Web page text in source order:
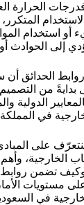
الحرارة
أو استخدام
إلى الحوادث
الحدائق أن
من التصميم،
الدولية
في
على
الخارجية، وأهم
تضمن روابط
مستويات
في